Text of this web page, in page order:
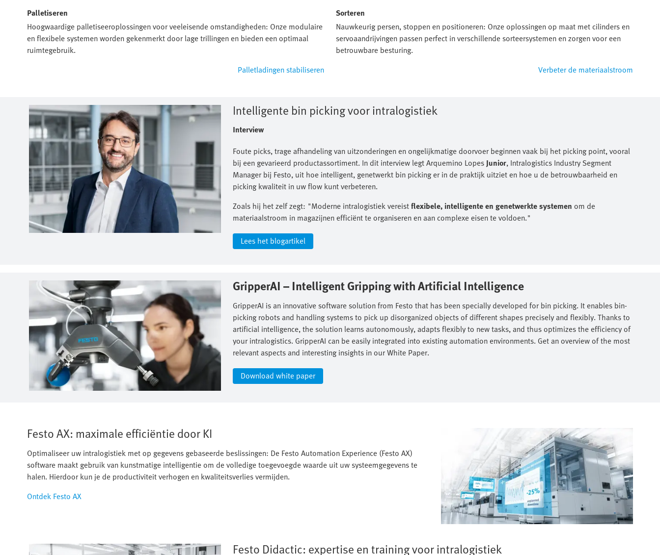
Palletiseren
Hoogwaardige palletiseeroplossingen voor veeleisende omstandigheden: Onze modulaire
en flexibele systemen worden gekenmerkt door lage trillingen en bieden een optimaal
ruimtegebruik.
Palletladingen stabiliseren
Sorteren
Nauwkeurig persen, stoppen en positioneren: Onze oplossingen op maat met cilinders en
servoaandrijvingen passen perfect in verschillende sorteersystemen en zorgen voor een
betrouwbare besturing.
Verbeter de materiaalstroom
Intelligente bin picking voor intralogistiek
Interview
Foute picks, trage afhandeling van uitzonderingen en ongelijkmatige doorvoer beginnen vaak bij het picking point, vooral
bij een gevarieerd productassortiment. In dit interview legt Arquemino Lopes Junior, Intralogistics Industry Segment
Manager bij Festo, uit hoe intelligent, genetwerkt bin picking er in de praktijk uitziet en hoe u de betrouwbaarheid en
picking kwaliteit in uw flow kunt verbeteren.
Zoals hij het zelf zegt: "Moderne intralogistiek vereistflexibele, intelligente en genetwerkte systemen om de
materiaalstroom in magazijnen efficiënt te organiseren en aan complexe eisen te voldoen."
Lees het blogartikel
GripperAI – Intelligent Gripping with Artificial Intelligence​
GripperAI is an innovative software solution from Festo that has been specially developed for bin picking. It enables bin-
picking robots and handling systems to pick up disorganized objects of different shapes precisely and flexibly. Thanks to
artificial intelligence, the solution learns autonomously, adapts flexibly to new tasks, and thus optimizes the efficiency of
your intralogistics. GripperAI can be easily integrated into existing automation environments. Get an overview of the most
relevant aspects and interesting insights in our White Paper.​
Download white paper
Festo AX: maximale efficiëntie door KI
Optimaliseer uw intralogistiek met op gegevens gebaseerde beslissingen: De Festo Automation Experience (Festo AX)
software maakt gebruik van kunstmatige intelligentie om de volledige toegevoegde waarde uit uw systeemgegevens te
halen. Hierdoor kun je de productiviteit verhogen en kwaliteitsverlies vermijden.
Ontdek Festo AX
Festo Didactic: expertise en training voor intralogistiek